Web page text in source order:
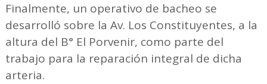
Finalmente, un operativo de bacheo se
desarrolló sobre la Av. Los Constituyentes, a la
altura del B° El Porvenir, como parte del
trabajo para la reparación integral de dicha
arteria.